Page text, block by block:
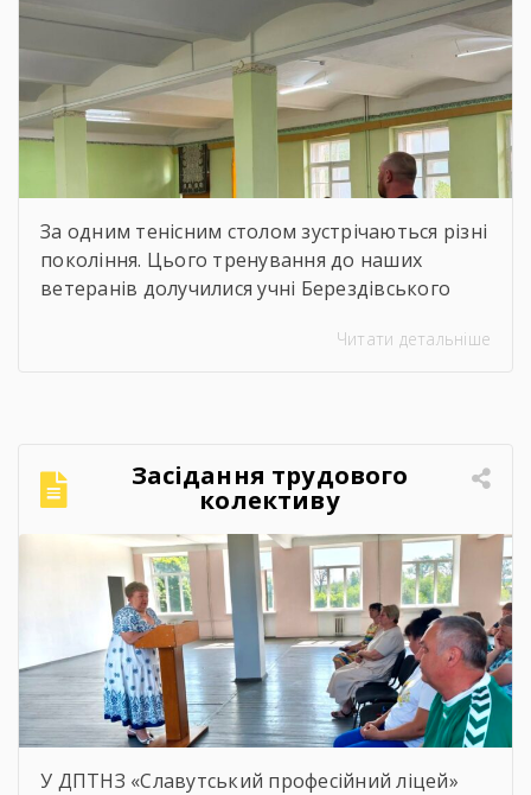
За одним тенісним столом зустрічаються різні
покоління. Цього тренування до наших
ветеранів долучилися учні Берездівського
усмішок і щирого спілкування. Саме такі
відволіктися від буденності […]
Читати детальніше
Засідання трудового
колективу
У ДПТНЗ «Славутський професійний ліцей»